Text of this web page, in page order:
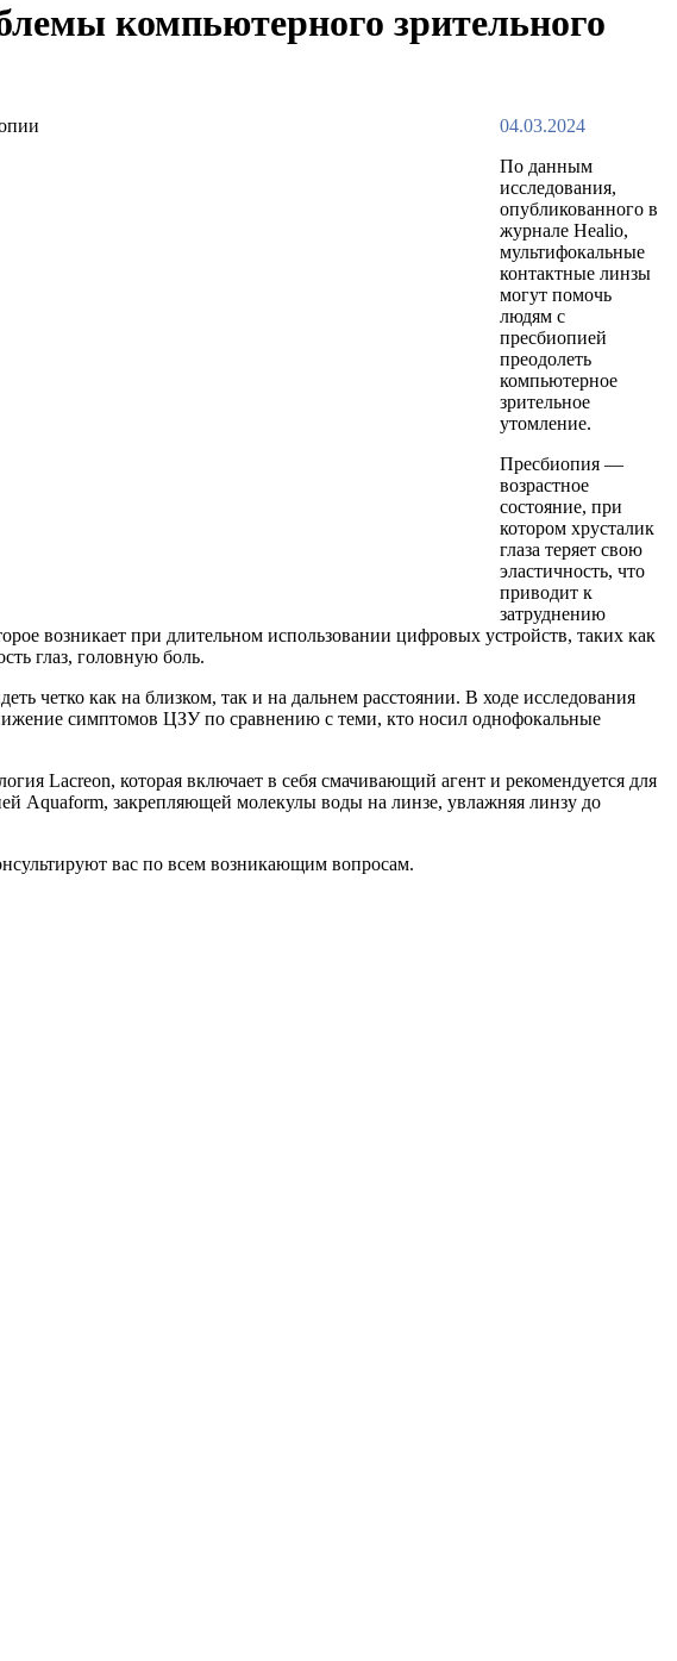
компьютерного зрительного
04.03.2024
По данным
исследования,
опубликованного в
журнале Healio,
мультифокальные
контактные линзы
могут помочь
людям с
пресбиопией
преодолеть
компьютерное
зрительное
утомление.
Пресбиопия —
возрастное
состояние, при
котором хрусталик
глаза теряет свою
эластичность, что
приводит к
затруднению
возникает при длительном использовании цифровых устройств, таких как
глаз, головную боль.
четко как на близком, так и на дальнем расстоянии. В ходе исследования
симптомов ЦЗУ по сравнению с теми, кто носил однофокальные
Lacreon, которая включает в себя смачивающий агент и рекомендуется для
Aquaform, закрепляющей молекулы воды на линзе, увлажняя линзу до
вас по всем возникающим вопросам.